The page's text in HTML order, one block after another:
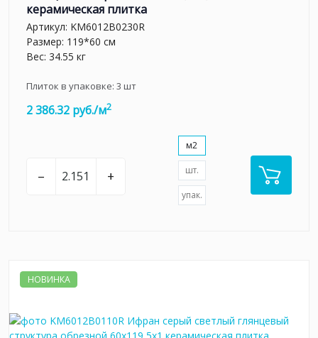
керамическая плитка
Артикул: KM6012B0230R
Размер: 119*60 см
Вес: 34.55 кг
Плиток в упаковке: 3 шт
2 386.32 руб./м2
– +
м2
шт.
упак.
НОВИНКА